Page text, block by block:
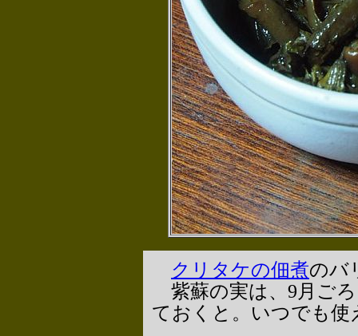
クリタケの佃煮のバ
紫蘇の実は、9月ご
ておくと。いつでも使